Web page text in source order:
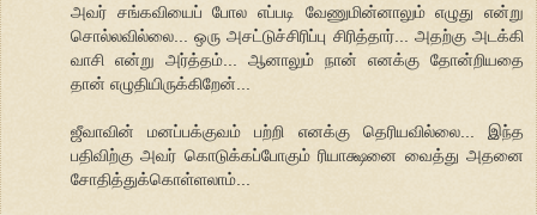
அவர் சங்கவியைப் போல எப்படி வேணுமின்னாலும் எழுது என்று
சொல்லவில்லை... ஒரு அசட்டுச்சிரிப்பு சிரித்தார்... அதற்கு அடக்கி
வாசி என்று அர்த்தம்... ஆனாலும் நான் எனக்கு தோன்றியதை
தான் எழுதியிருக்கிறேன்...
ஜீவாவின் மனப்பக்குவம் பற்றி எனக்கு தெரியவில்லை... இந்த
பதிவிற்கு அவர் கொடுக்கப்போகும் ரியாக்ஷனை வைத்து அதனை
சோதித்துக்கொள்ளலாம்...